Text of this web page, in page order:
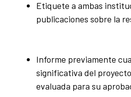
Etiquete a ambas
publicaciones sobre la
Informe previamente
significativa del
evaluada para su